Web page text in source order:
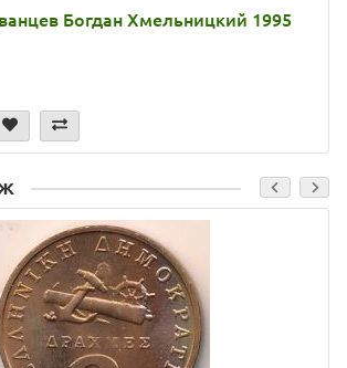
Богдан Хмельницкий 1995